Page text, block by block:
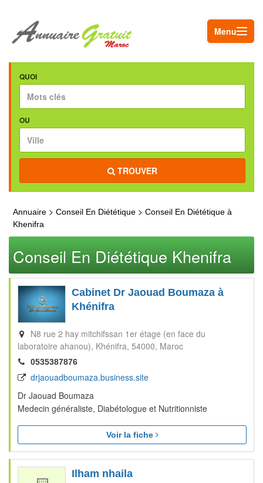
Menu
QUOI
OU
TROUVER
Annuaire > Conseil En Diététique > Conseil En Diététique à
Khenifra
Conseil En Diététique Khenifra
Cabinet Dr Jaouad Boumaza à
Khénifra
N8 rue 2 hay mitchifssan 1er étage (en face du
laboratoire ahanou) Khénifra 54000 Maroc
0535387876
drjaouadboumaza.business.site
Dr Jaouad Boumaza
Medecin généraliste, Diabétologue et Nutritionniste
Voir la fiche
Ilham nhaila